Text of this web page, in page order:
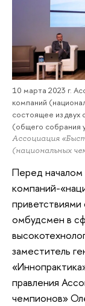
10 марта 2023 г.
компаний
состоящее из двух
(общего собрания
Ассоциация
(национальных
Перед началом
компаний-
омбудсмен в
заместитель
правления
чемпионов»